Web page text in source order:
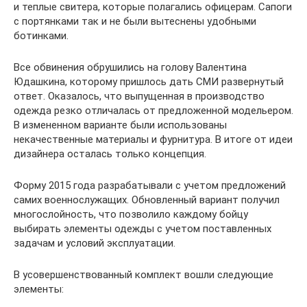
и теплые свитера, которые полагались офицерам. Сапоги
с портянками так и не были вытеснены удобными
ботинками.
Все обвинения обрушились на голову Валентина
Юдашкина, которому пришлось дать СМИ развернутый
ответ. Оказалось, что выпущенная в производство
одежда резко отличалась от предложенной модельером.
В измененном варианте были использованы
некачественные материалы и фурнитура. В итоге от идеи
дизайнера осталась только концепция.
Форму 2015 года разрабатывали с учетом предложений
самих военнослужащих. Обновленный вариант получил
многослойность, что позволило каждому бойцу
выбирать элементы одежды с учетом поставленных
задачам и условий эксплуатации.
В усовершенствованный комплект вошли следующие
элементы: